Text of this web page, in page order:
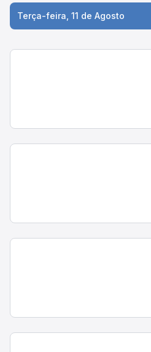
Terça-feira, 11 de Agosto